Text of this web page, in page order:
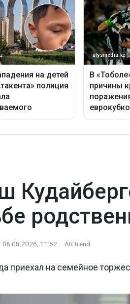
06.08.2026, 11:52 AR trend
приехал на семейное